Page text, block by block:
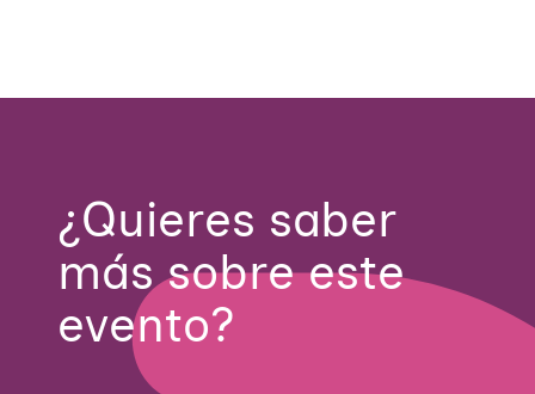
¿Quieres saber
más sobre este
evento?